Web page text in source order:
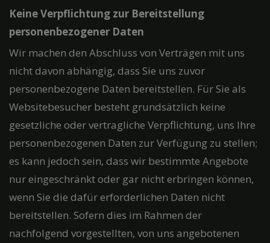
Keine Verpflichtung zur Bereitstellung
personenbezogener Daten
Wir machen den Abschluss von Verträgen mit uns
nicht davon abhängig, dass Sie uns zuvor
personenbezogene Daten bereitstellen. Für Sie als
Websitebesucher besteht grundsätzlich keine
gesetzliche oder vertragliche Verpflichtung, uns Ihre
personenbezogenen Daten zur Verfügung zu stellen;
es kann jedoch sein, dass wir bestimmte Angebote
nur eingeschränkt oder gar nicht erbringen können,
wenn Sie die dafür erforderlichen Daten nicht
bereitstellen. Sofern dies im Rahmen der
nachfolgend vorgestellten, von uns angebotenen